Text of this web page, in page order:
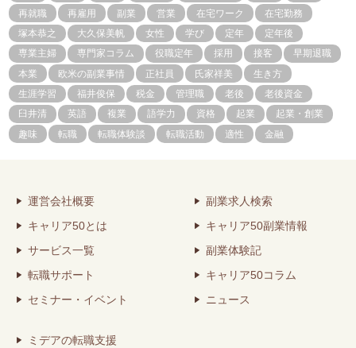
再就職
再雇用 副業 営業 在宅ワーク
在宅勤務
塚本恭之
大久保美帆 女性 学び 定年
定年後
専業主婦
専門家コラム 役職定年 採用 接客
早期退職
本業
欧米の副業事情 正社員 氏家祥美
生き方
生涯学習
福井俊保 税金 管理職 老後
老後資金
臼井清
英語 複業 語学力 資格 起業
起業・創業
趣味
転職 転職体験談 転職活動 適性 金融
運営会社概要
キャリア50とは
サービス一覧
転職サポート
セミナー・イベント
副業求人検索
キャリア50副業情報
副業体験記
キャリア50コラム
ニュース
ミデアの転職支援